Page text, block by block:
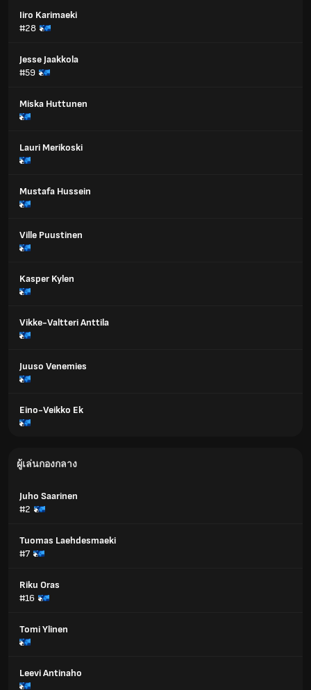
Iiro Karimaeki
#28
Jesse Jaakkola
#59
Miska Huttunen
Lauri Merikoski
Mustafa Hussein
Ville Puustinen
Kasper Kylen
Vikke-Valtteri Anttila
Juuso Venemies
Eino-Veikko Ek
ผู้เล่นกองกลาง
Juho Saarinen
#2
Tuomas Laehdesmaeki
#7
Riku Oras
#16
Tomi Ylinen
Leevi Antinaho